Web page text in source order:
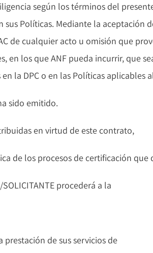
según los términos del
Políticas. Mediante la aceptación
de cualquier acto u omisión que
los que ANF pueda incurrir, que
la DPC o en las Políticas aplicables
sido emitido.
en virtud de este contrato,
de los procesos de certificación que
procederá a la
de sus servicios de